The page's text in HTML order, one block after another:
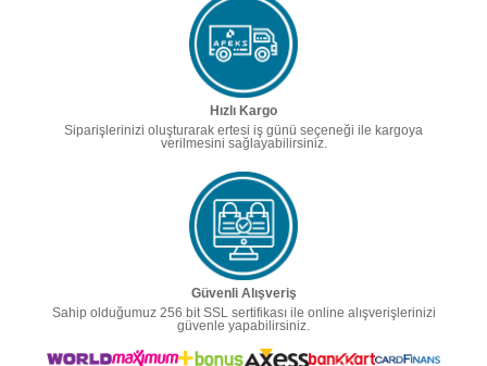
Hızlı Kargo
Siparişlerinizi oluşturarak ertesi iş günü seçeneği ile kargoya
verilmesini sağlayabilirsiniz.
Güvenli Alışveriş
Sahip olduğumuz 256 bit SSL sertifikası ile online alışverişlerinizi
güvenle yapabilirsiniz.